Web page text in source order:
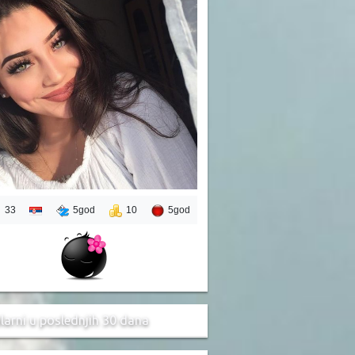
33 5god 10 5god
u poslednjih 30 dana